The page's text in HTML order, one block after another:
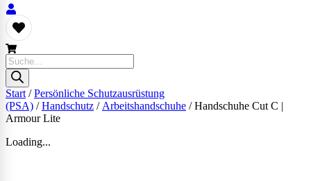
Products
search
Start /Persönliche Schutzausrüstung
(PSA) /Handschutz / Arbeitshandschuhe / Handschuhe Cut C |
Armour Lite
Loading...